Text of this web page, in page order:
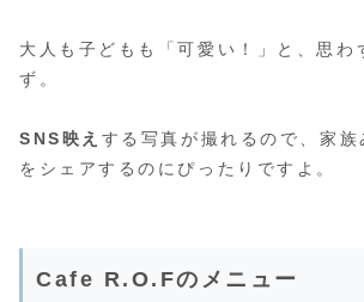
大人も子どもも「可愛い！」と、思わ
ず。
SNS映え する写真が撮れるので、家族
をシェアするのにぴったりですよ。
Cafe R.O.Fのメニュー